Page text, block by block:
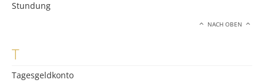
Stundung
NACH OBEN
T
Tagesgeldkonto